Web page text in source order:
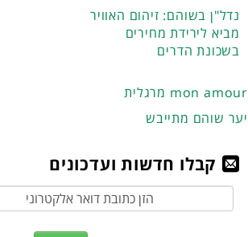
נדל"ן בשוהם: זיהום האוויר
מביא לירידת מחירים
בשכונת הדרים
מרגלית mon amour
יער שוהם מתייבש
קבלו חדשות ועדכונים